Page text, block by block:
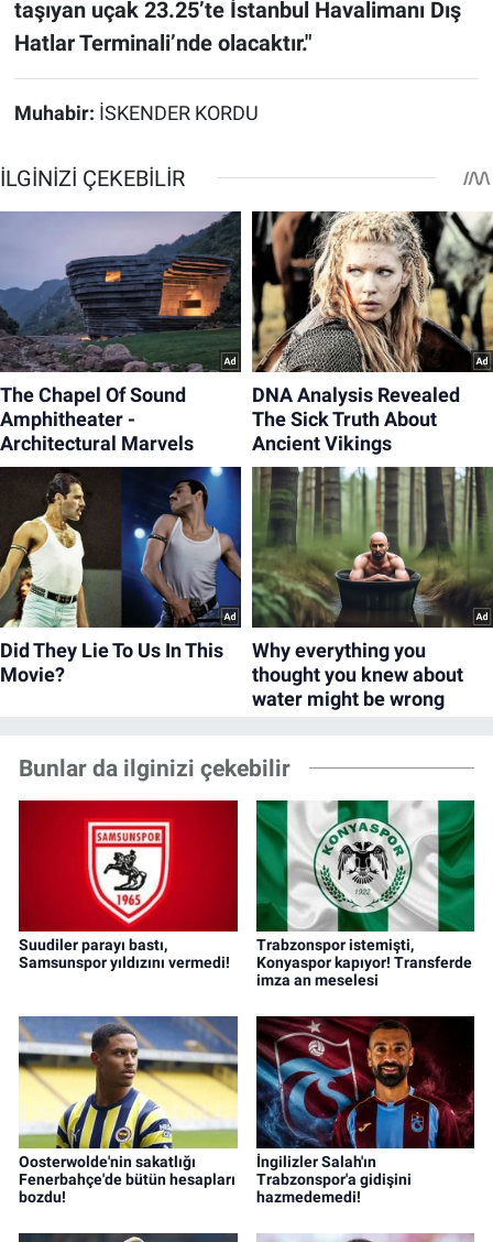
taşıyan uçak 23.25’te İstanbul Havalimanı Dış
Hatlar Terminali’nde olacaktır."
Muhabir: İSKENDER KORDU
Bunlar da ilginizi çekebilir
Suudiler parayı bastı,
Samsunspor yıldızını vermedi!
Trabzonspor istemişti,
Konyaspor kapıyor! Transferde
imza an meselesi
Oosterwolde'nin sakatlığı
Fenerbahçe'de bütün hesapları
bozdu!
İngilizler Salah'ın
Trabzonspor'a gidişini
hazmedemedi!